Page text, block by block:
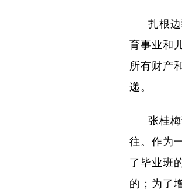
扎根
育事业和
所有财产
递。
张桂
往。作为
了毕业班
的；为了